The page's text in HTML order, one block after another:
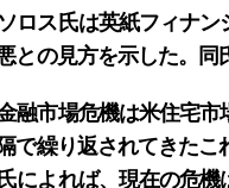
ス氏は英紙フィナン
との見方を示した。
市場危機は米住宅市
で繰り返されてきた
によれば、現在の危